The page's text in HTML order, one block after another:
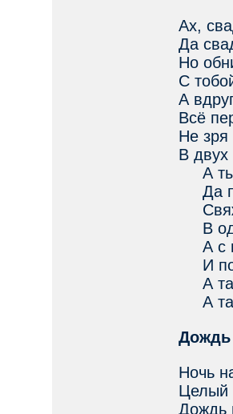
Ах,
Да
Но
С
А
Всё
Не зря
В двух
А ты
Да
В
А с
И
А
А
Дождь
Ночь
Целый
Дождь